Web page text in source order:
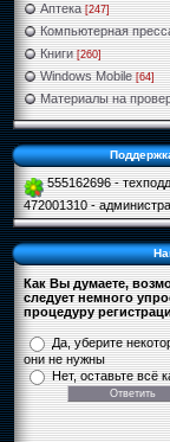
Аптека [247]
Компьютерная
Книги [260]
Windows Mobile [64]
Материалы на
555162696 -
472001310 -
Как Вы думаете,
следует немного
процедуру
Да, уберите
они не нужны
Нет, оставьте всё